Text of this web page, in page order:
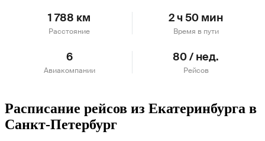
1 788 км
Расстояние
2 ч 50 мин
Время в пути
6
Авиакомпании
80 / нед.
Рейсов
Расписание рейсов из Екатеринбурга в
Санкт-Петербург